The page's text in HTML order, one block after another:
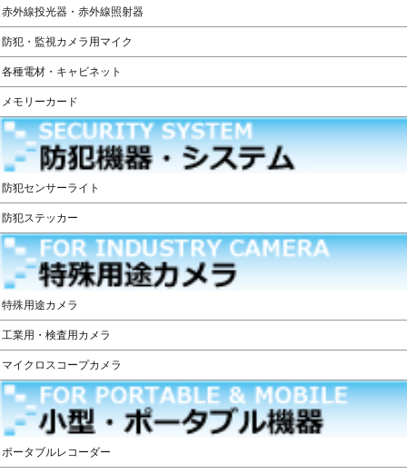
赤外線投光器・赤外線照射器
防犯・監視カメラ用マイク
各種電材・キャビネット
メモリーカード
防犯センサーライト
防犯ステッカー
特殊用途カメラ
工業用・検査用カメラ
マイクロスコープカメラ
ポータブルレコーダー